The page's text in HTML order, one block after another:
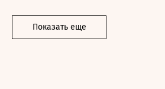
Показать еще